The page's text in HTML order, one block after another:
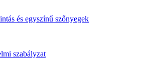
szabályzat